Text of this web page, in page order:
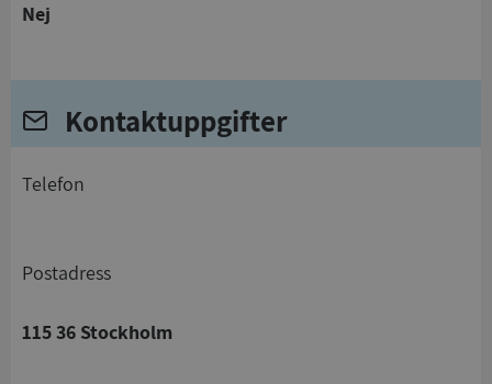
Nej
Kontaktuppgifter
telefon
Postadress
115 36 Stockholm